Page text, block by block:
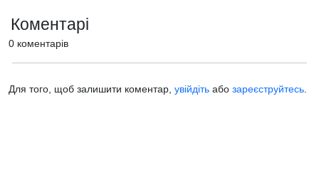
Коментарі
0 коментарів
Для того, щоб залишити коментар, увійдіть або зареєструйтесь